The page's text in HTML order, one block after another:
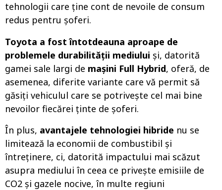
tehnologii care ține cont de nevoile de consum
redus pentru șoferi.
Toyota a fost întotdeauna aproape de
problemele durabilității mediului și, datorită
gamei sale largi de mașini Full Hybrid, oferă, de
asemenea, diferite variante care vă permit să
găsiți vehiculul care se potrivește cel mai bine
nevoilor fiecărei ținte de șoferi.
În plus, avantajele tehnologiei hibride nu se
limitează la economii de combustibil și
întreținere, ci, datorită impactului mai scăzut
asupra mediului în ceea ce privește emisiile de
CO2 și gazele nocive, în multe regiuni